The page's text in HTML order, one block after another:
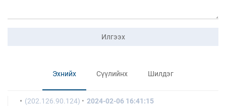
Илгээх
Эхнийх Сүүлийнх Шилдэг
(202.126.90.124) 2024-02-06 16:41:15